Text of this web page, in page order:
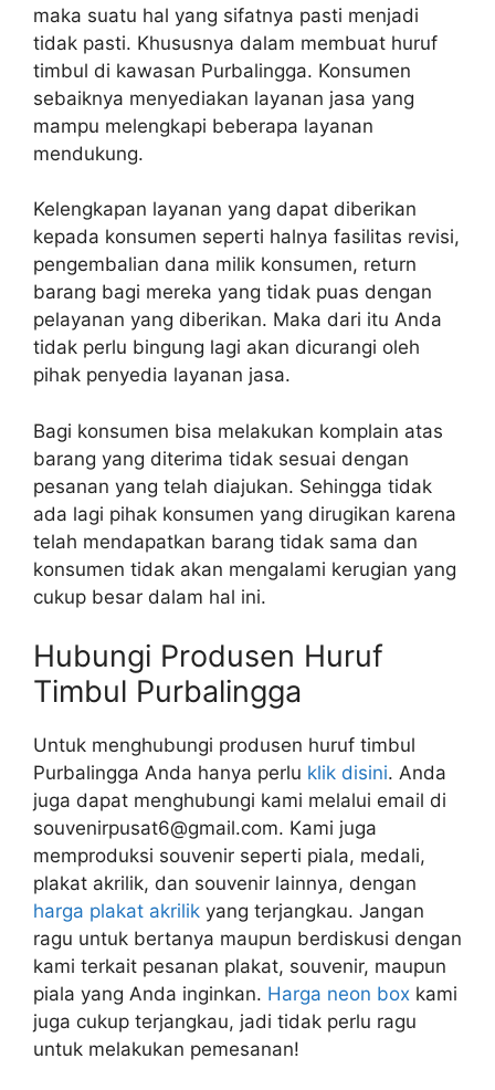
maka suatu hal yang sifatnya pasti menjadi
tidak pasti. Khususnya dalam membuat huruf
timbul di kawasan Purbalingga. Konsumen
sebaiknya menyediakan layanan jasa yang
mampu melengkapi beberapa layanan
mendukung.
Kelengkapan layanan yang dapat diberikan
kepada konsumen seperti halnya fasilitas revisi,
pengembalian dana milik konsumen, return
barang bagi mereka yang tidak puas dengan
pelayanan yang diberikan. Maka dari itu Anda
tidak perlu bingung lagi akan dicurangi oleh
pihak penyedia layanan jasa.
Bagi konsumen bisa melakukan komplain atas
barang yang diterima tidak sesuai dengan
pesanan yang telah diajukan. Sehingga tidak
ada lagi pihak konsumen yang dirugikan karena
telah mendapatkan barang tidak sama dan
konsumen tidak akan mengalami kerugian yang
cukup besar dalam hal ini.
Hubungi Produsen Huruf
Timbul Purbalingga
Untuk menghubungi produsen huruf timbul
Purbalingga Anda hanya perlu klik disini. Anda
juga dapat menghubungi kami melalui email di
souvenirpusat6@gmail.com. Kami juga
memproduksi souvenir seperti piala, medali,
plakat akrilik, dan souvenir lainnya, dengan
harga plakat akrilik yang terjangkau. Jangan
ragu untuk bertanya maupun berdiskusi dengan
kami terkait pesanan plakat, souvenir, maupun
piala yang Anda inginkan. Harga neon box kami
juga cukup terjangkau, jadi tidak perlu ragu
untuk melakukan pemesanan!